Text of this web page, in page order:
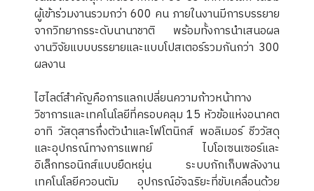
ผู้เข้าร่วมงานรวมกว่า 600 คน ภายในงานมีการบรรยาย
จากวิทยากรระดับนานาชาติ พร้อมทั้งการนำเสนอผล
งานวิจัยแบบบรรยายและแบบโปสเตอร์รวมกันกว่า 300
ผลงาน
ไฮไลต์สำคัญคือการแลกเปลี่ยนความก้าวหน้าทาง
วิชาการและเทคโนโลยีที่ครอบคลุม 15 หัวข้อแห่งอนาคต
อาทิ วัสดุสารกึ่งตัวนำและโฟโตนิกส์ พอลิเมอร์ ชีววัสดุ
และอุปกรณ์ทางการแพทย์ ไบโอเซนเซอร์และ
อิเล็กทรอนิกส์แบบยืดหยุ่น ระบบกักเก็บพลังงาน
เทคโนโลยีควอนตัม อุปกรณ์อัจฉริยะที่ขับเคลื่อนด้วย